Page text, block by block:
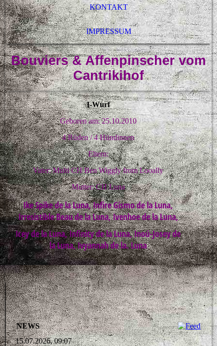
KONTAKT
IMPRESSUM
Bouviers & Affenpinscher vom
Cantrikihof
I-Wurf
Geboren am: 25.10.2010
4 Rüden / 4 Hündinnen
Eltern:
Vater: Multi CH Ben Wiggly from Looally
Mutter: CH Luna
Ike Spike de la Luna, Infire Gismo de la Luna,
Irresistible Beau de la Luna, Ivenhoe de la Luna,
Icey de la Luna, Infinity de la Luna, Inoú-Josey de
la Luna, Ivyannah de la. Luna
NEWS
15.07.2026, 09:07